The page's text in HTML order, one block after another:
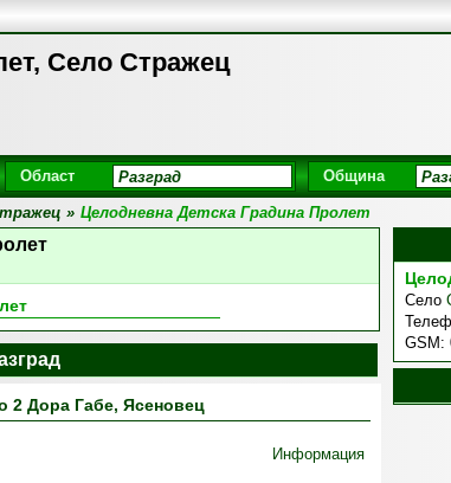
Село Стражец
Област Община
» Целодневна Детска Градина Пролет
Село
GSM:
2 Дора Габе, Ясеновец
Информация